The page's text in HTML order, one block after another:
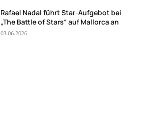
Rafael Nadal führt Star-Aufgebot bei
„The Battle of Stars“ auf Mallorca an
03.06.2026